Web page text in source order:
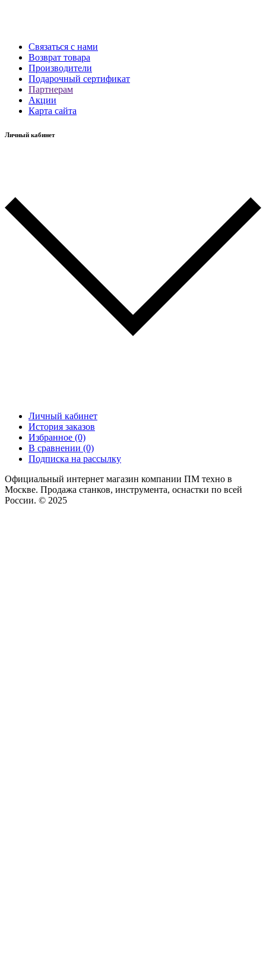
Связаться с нами
Возврат товара
Производители
Подарочный сертификат
Партнерам
Акции
Карта сайта
Личный кабинет
Личный кабинет
История заказов
Избранное (0)
В сравнении (0)
Подписка на рассылку
Официальный интернет магазин компании ПМ техно в
Москве. Продажа станков, инструмента, оснастки по всей
России. © 2025